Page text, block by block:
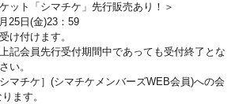
ト「シマチケ」先行販売あり！＞
25日(金)23：59
け付けます。
記会員先行受付期間中であっても受付終了とな
い。
マチケ］(シマチケメンバーズWEB会員)への会
ます。